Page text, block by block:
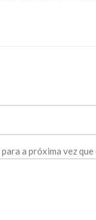
a próxima vez que